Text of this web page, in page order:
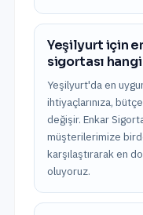
Yeşilyurt için
sigortası
Yeşilyurt'da en
ihtiyaçlarınıza,
değişir. Enkar
müşterilerimize
karşılaştırarak en
oluyoruz.